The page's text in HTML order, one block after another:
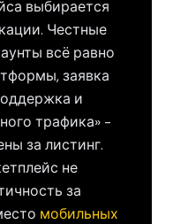
выбирается
Честные
всё равно
заявка
и
трафика» -
за листинг.
не
за
мобильных